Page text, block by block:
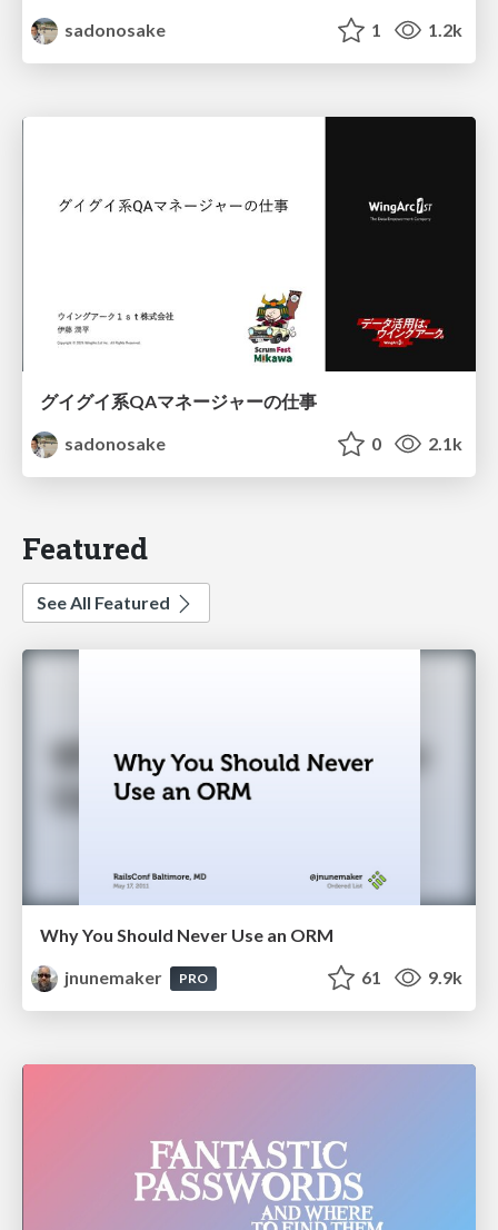
sadonosake
1 1.2k
グイグイ系QAマネージャーの仕事
sadonosake
0 2.1k
Featured
See All Featured
Why You Should Never Use an ORM
jnunemaker
PRO 61 9.9k